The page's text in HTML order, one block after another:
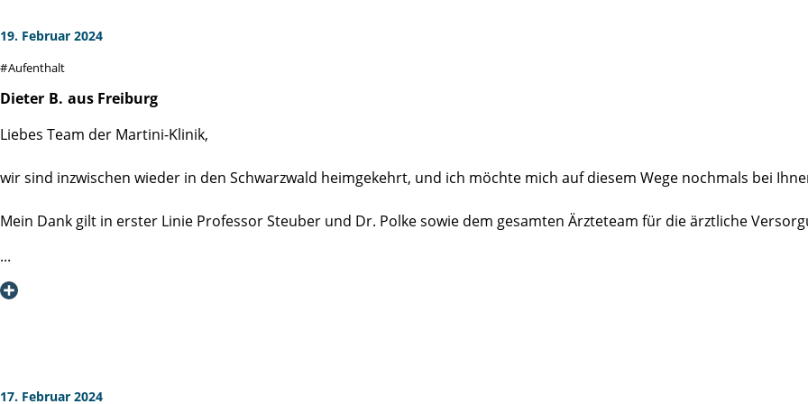
Glasklar, ich werde die Martini-Klinik als weltweit führendes Kompetenzzentrum für radikale Prostataentfernungen
Ich hatte zunächst Zweifel an der Notwendigkeit und wollte höchstens eine ambulante Variante in Anspruch nehmen.
Quellental Bad Wildungen, die sich qualitativ nahtlos an die Martini-Klinik anschließt.
Herzlichst
Rainer Kirch
19. Februar 2024
Aufenthalt
Dieter B. aus Freiburg
Liebes Team der Martini-Klinik,
wir sind inzwischen wieder in den Schwarzwald heimgekehrt, und ich möchte mich auf diesem Wege nochmals bei
Mein Dank gilt in erster Linie Professor Steuber und Dr. Polke sowie dem gesamten Ärzteteam für die ärztliche
Mein besonderer Dank gilt aber dem Pflegeteam der Station, das sich Tag und Nacht in einer unbeschreiblich
kümmert.
17. Februar 2024